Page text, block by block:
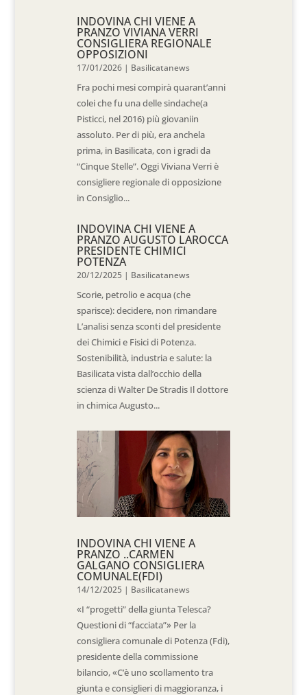
INDOVINA CHI VIENE A
PRANZO VIVIANA VERRI
CONSIGLIERA REGIONALE
OPPOSIZIONI
17/01/2026 | Basilicatanews
Fra pochi mesi compirà quarant’anni
colei che fu una delle sindache(a
Pisticci, nel 2016) più giovaniin
assoluto. Per di più, era anchela
prima, in Basilicata, con i gradi da
“Cinque Stelle”. Oggi Viviana Verri è
consigliere regionale di opposizione
in Consiglio...
INDOVINA CHI VIENE A
PRANZO AUGUSTO LAROCCA
PRESIDENTE CHIMICI
POTENZA
20/12/2025 | Basilicatanews
Scorie, petrolio e acqua (che
sparisce): decidere, non rimandare
L’analisi senza sconti del presidente
dei Chimici e Fisici di Potenza.
Sostenibilità, industria e salute: la
Basilicata vista dall’occhio della
scienza di Walter De Stradis Il dottore
in chimica Augusto...
INDOVINA CHI VIENE A
PRANZO ..CARMEN
GALGANO CONSIGLIERA
COMUNALE(FDI)
14/12/2025 | Basilicatanews
«I “progetti” della giunta Telesca?
Questioni di “facciata”» Per la
consigliera comunale di Potenza (Fdi),
presidente della commissione
bilancio, «C’è uno scollamento tra
giunta e consiglieri di maggioranza, i